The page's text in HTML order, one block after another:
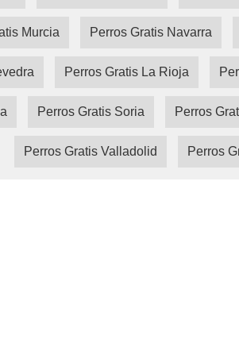
Murcia Perros Gratis Navarra
Perros Gratis La Rioja
Perros Gratis Soria Perros
Perros Gratis Valladolid Perros